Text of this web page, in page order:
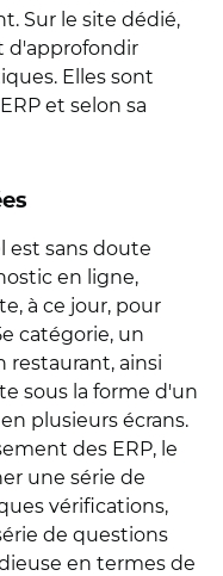
Sur le site dédié,
d'approfondir
Elles sont
et selon sa
est sans doute
en ligne,
à ce jour, pour
catégorie, un
restaurant, ainsi
sous la forme d'un
plusieurs écrans.
des ERP, le
une série de
vérifications,
de questions
en termes de